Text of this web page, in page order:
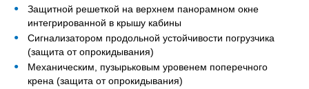
Защитной решеткой на верхнем панорамном окне
интегрированной в крышу кабины
Сигнализатором продольной устойчивости погрузчика
(защита от опрокидывания)
Механическим, пузырьковым уровенем поперечного
крена (защита от опрокидывания)